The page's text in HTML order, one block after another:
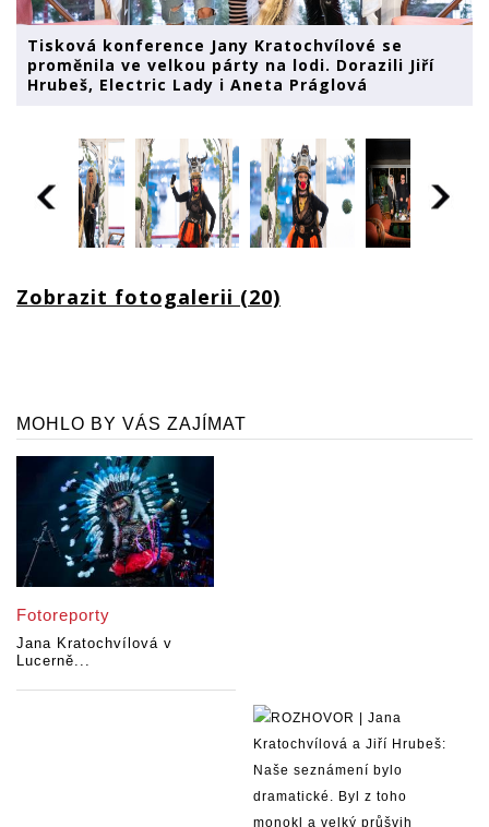
Tisková konference Jany Kratochvílové se
proměnila ve velkou párty na lodi. Dorazili Jiří
Hrubeš, Electric Lady i Aneta Práglová
Zobrazit fotogalerii (20)
MOHLO BY VÁS ZAJÍMAT
Fotoreporty
Jana Kratochvílová v
Lucerně...